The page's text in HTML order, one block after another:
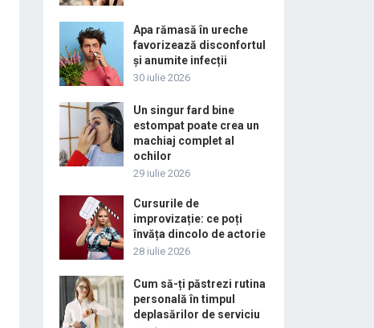
Apa rămasă în ureche
favorizează disconfortul
și anumite infecții
30 iulie 2026
Un singur fard bine
estompat poate crea un
machiaj complet al
ochilor
29 iulie 2026
Cursurile de
improvizație: ce poți
învăța dincolo de actorie
28 iulie 2026
Cum să-ți păstrezi rutina
personală în timpul
deplasărilor de serviciu